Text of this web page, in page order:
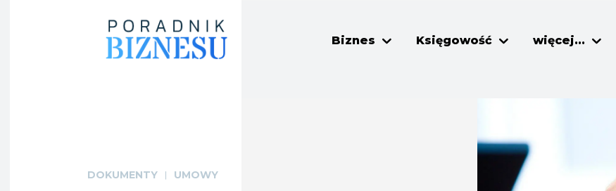
Biznes Księgowość więcej...
DOKUMENTY UMOWY